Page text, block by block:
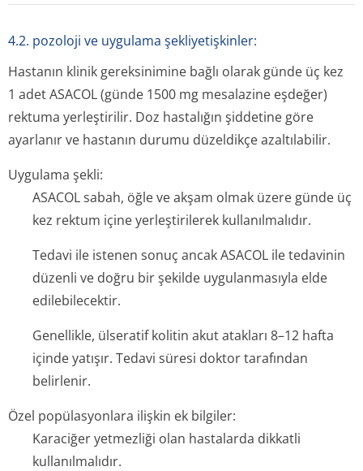
4.2. pozoloji ve uygulama şekliyetişkinler:
Hastanın klinik gereksinimine bağlı olarak günde üç kez
1 adet ASACOL (günde 1500 mg mesalazine eşdeğer)
rektuma yerleştirilir. Doz hastalığın şiddetine göre
ayarlanır ve hastanın durumu düzeldikçe azaltılabilir.
Uygulama şekli:
ASACOL sabah, öğle ve akşam olmak üzere günde üç
kez rektum içine yerleştirilerek kullanılmalıdır.
Tedavi ile istenen sonuç ancak ASACOL ile tedavinin
düzenli ve doğru bir şekilde uygulanmasıyla elde
edilebilecektir.
Genellikle, ülseratif kolitin akut atakları 8–12 hafta
içinde yatışır. Tedavi süresi doktor tarafından
belirlenir.
Özel popülasyonlara ilişkin ek bilgiler:
Karaciğer yetmezliği olan hastalarda dikkatli
kullanılmalıdır.